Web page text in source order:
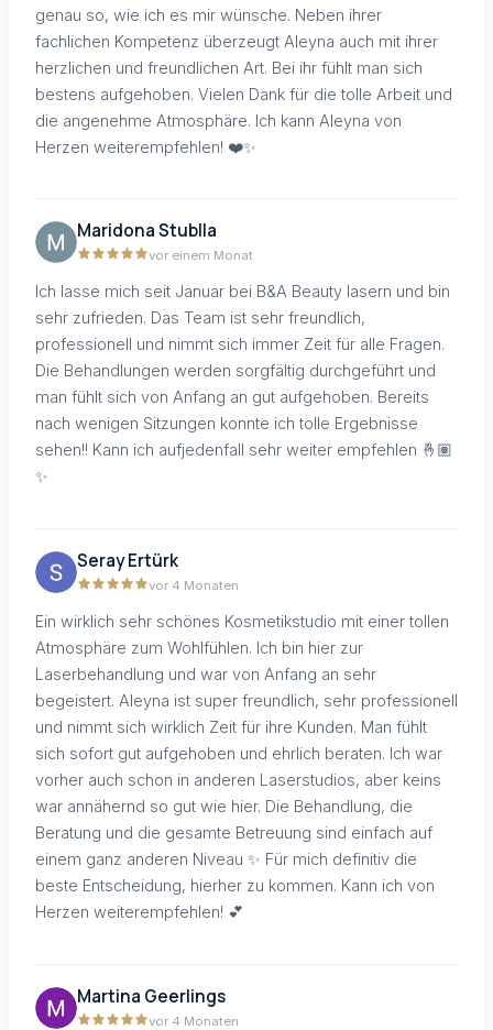
genau so, wie ich es mir wünsche. Neben ihrer
fachlichen Kompetenz überzeugt Aleyna auch mit ihrer
herzlichen und freundlichen Art. Bei ihr fühlt man sich
bestens aufgehoben. Vielen Dank für die tolle Arbeit und
die angenehme Atmosphäre. Ich kann Aleyna von
Herzen weiterempfehlen! ❤️✨
Maridona Stublla
vor einem Monat
Ich lasse mich seit Januar bei B&A Beauty lasern und bin
sehr zufrieden. Das Team ist sehr freundlich,
professionell und nimmt sich immer Zeit für alle Fragen.
Die Behandlungen werden sorgfältig durchgeführt und
man fühlt sich von Anfang an gut aufgehoben. Bereits
nach wenigen Sitzungen konnte ich tolle Ergebnisse
sehen!! Kann ich aufjedenfall sehr weiter empfehlen 🤞🏽
✨
Seray Ertürk
vor 4 Monaten
Ein wirklich sehr schönes Kosmetikstudio mit einer tollen
Atmosphäre zum Wohlfühlen. Ich bin hier zur
Laserbehandlung und war von Anfang an sehr
begeistert. Aleyna ist super freundlich, sehr professionell
und nimmt sich wirklich Zeit für ihre Kunden. Man fühlt
sich sofort gut aufgehoben und ehrlich beraten. Ich war
vorher auch schon in anderen Laserstudios, aber keins
war annähernd so gut wie hier. Die Behandlung, die
Beratung und die gesamte Betreuung sind einfach auf
einem ganz anderen Niveau ✨ Für mich definitiv die
beste Entscheidung, hierher zu kommen. Kann ich von
Herzen weiterempfehlen! 💕
Martina Geerlings
vor 4 Monaten